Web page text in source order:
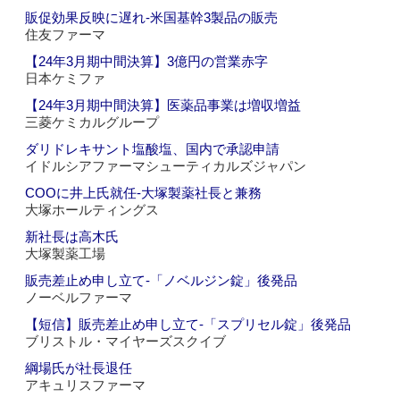
販促効果反映に遅れ‐米国基幹3製品の販売
住友ファーマ
【24年3月期中間決算】3億円の営業赤字
日本ケミファ
【24年3月期中間決算】医薬品事業は増収増益
三菱ケミカルグループ
ダリドレキサント塩酸塩、国内で承認申請
イドルシアファーマシューティカルズジャパン
COOに井上氏就任‐大塚製薬社長と兼務
大塚ホールティングス
新社長は高木氏
大塚製薬工場
販売差止め申し立て‐「ノベルジン錠」後発品
ノーベルファーマ
【短信】販売差止め申し立て‐「スプリセル錠」後発品
ブリストル・マイヤーズスクイブ
綱場氏が社長退任
アキュリスファーマ